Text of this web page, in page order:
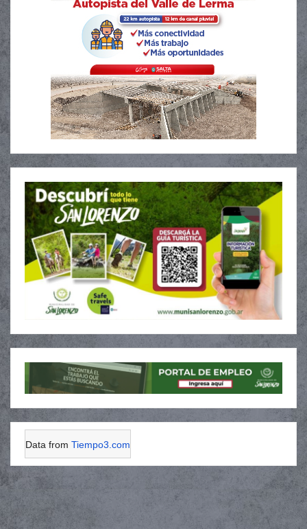
Data from Tiempo3.com